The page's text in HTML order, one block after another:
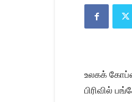
உலகக்
பிரிவில்